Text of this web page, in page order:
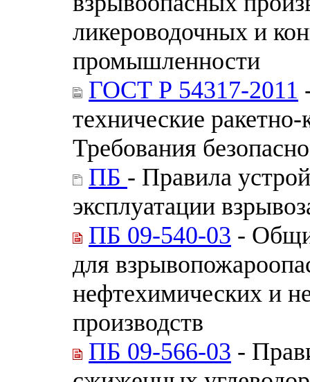
ликероводочных и
промышленности
ГОСТ Р 54317-2011
технические
Требования
ПБ - Правила
эксплуатации
ПБ 09-540-03 -
для
нефтехимических и
производств
ПБ 09-566-03 -